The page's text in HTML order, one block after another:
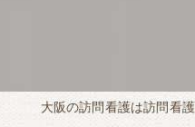
大阪の訪問看護は訪問看